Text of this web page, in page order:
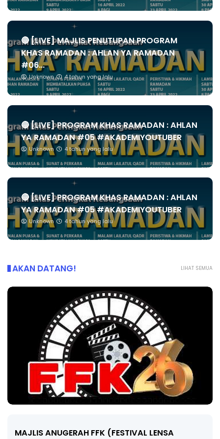
🔴 [LIVE] MAJLIS PENUTUPAN PROGRAM
KHAS RAMADAN : AHLAN YA RAMADAN
#06...
Unknown 4 tahun yang lalu
🔴 [LIVE] PROGRAM KHAS RAMADAN : AHLAN
YA RAMADAN #05 #AKADEMIYOUTUBER
Unknown 4 tahun yang lalu
🔴 [LIVE] PROGRAM KHAS RAMADAN : AHLAN
YA RAMADAN #05 #AKADEMIYOUTUBER
Unknown 4 tahun yang lalu
LIHAT SEMUA
AKAN DATANG!
LENSA